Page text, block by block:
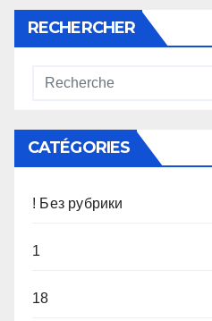
RECHERCHER
CATÉGORIES
! Без рубрики
1
18